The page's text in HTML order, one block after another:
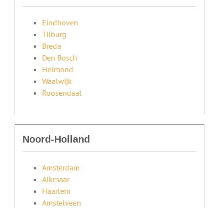
Eindhoven
Tilburg
Breda
Den Bosch
Helmond
Waalwijk
Roosendaal
Noord-Holland
Amsterdam
Alkmaar
Haarlem
Amstelveen